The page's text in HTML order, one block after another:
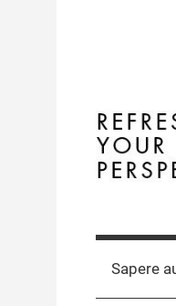
Y
Digital
Business
Sapere